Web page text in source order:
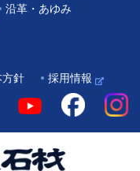
沿革・あゆみ
方針
採用情報